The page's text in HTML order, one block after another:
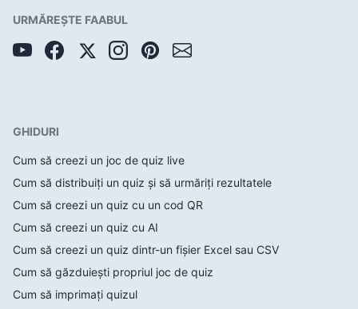
URMĂREȘTE FAABUL
GHIDURI
Cum să creezi un joc de quiz live
Cum să distribuiți un quiz și să urmăriți rezultatele
Cum să creezi un quiz cu un cod QR
Cum să creezi un quiz cu AI
Cum să creezi un quiz dintr-un fișier Excel sau CSV
Cum să găzduiești propriul joc de quiz
Cum să imprimați quizul